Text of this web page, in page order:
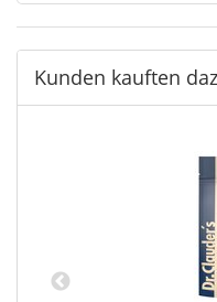
Kunden kauften